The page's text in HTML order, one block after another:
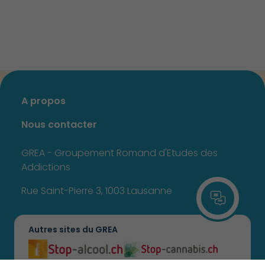
A propos
Nous contacter
GREA - Groupement Romand d'Etudes des
Addictions
Rue Saint-Pierre 3, 1003 Lausanne
Autres sites du GREA